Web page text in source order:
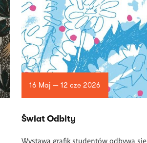
16 Maj — 12 cze 2026
Świat Odbity
Wystawa grafik studentów odbywa się